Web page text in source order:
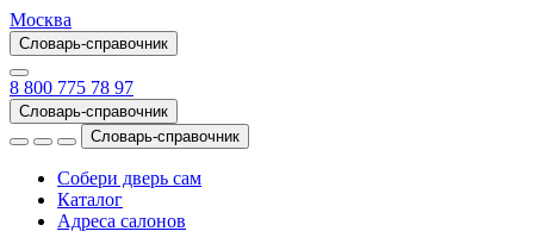
Москва
Словарь-справочник
8 800 775 78 97
Словарь-справочник
Словарь-справочник
Собери дверь сам
Каталог
Адреса салонов